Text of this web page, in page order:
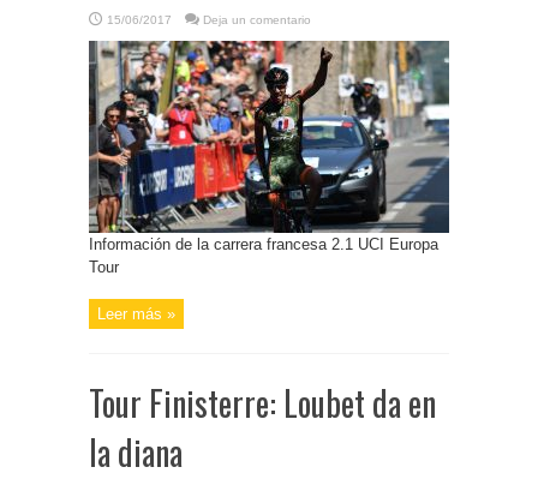
15/06/2017 Deja un comentario
Información de la carrera francesa 2.1 UCI Europa
Tour
Leer más »
Tour Finisterre: Loubet da en
la diana